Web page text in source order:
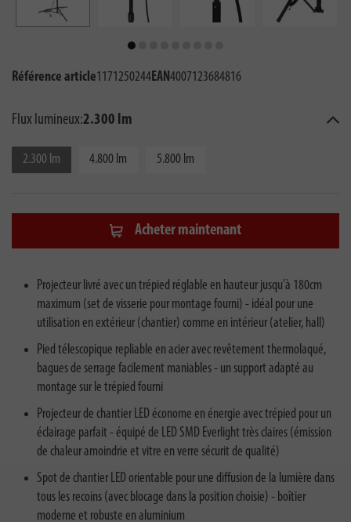
Référence article1171250244EAN4007123684816
Flux lumineux:2.300 lm
2.300 lm 4.800 lm 5.800 lm
Acheter maintenant
Projecteur livré avec un trépied réglable en hauteur jusqu'à 180cm
maximum (set de visserie pour montage fourni) - idéal pour une
utilisation en extérieur (chantier) comme en intérieur (atelier, hall)
Pied télescopique repliable en acier avec revêtement thermolaqué,
bagues de serrage facilement maniables - un support adapté au
montage sur le trépied fourni
Projecteur de chantier LED économe en énergie avec trépied pour un
éclairage parfait - équipé de LED SMD Everlight très claires (émission
de chaleur amoindrie et vitre en verre sécurit de qualité)
Spot de chantier LED orientable pour une diffusion de la lumière dans
tous les recoins (avec blocage dans la position choisie) - boîtier
moderne et robuste en aluminium